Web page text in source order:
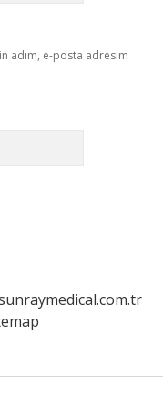
adım, e-posta adresim